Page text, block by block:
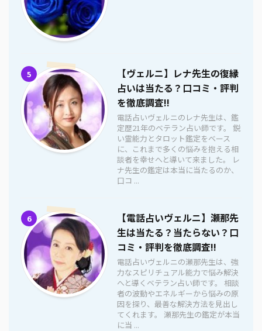
5
【ヴェルニ】レナ先生の復縁
占いは当たる？口コミ・評判
を徹底調査!!
電話占いヴェルニのレナ先生は、鑑
定歴21年のベテラン占い師です。 鋭
い霊能力とタロット鑑定をベース
に、これまで多くの悩みを抱える相
談者を幸せへと導いて来ました。 レ
ナ先生の鑑定は本当に当たるのか、
口コ ...
6
【電話占いヴェルニ】瀬那先
生は当たる？当たらない？口
コミ・評判を徹底調査!!
電話占いヴェルニの瀬那先生は、強
力なスピリチュアル能力で悩み解決
へと導くベテラン占い師です。 相談
者の波動やエネルギーから悩みの原
因を探り、最善な解決方法を見出し
てくれます。 瀬那先生の鑑定が本当
に当 ...